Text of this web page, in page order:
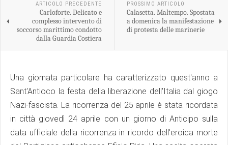
ARTICOLO PRECEDENTE
Carloforte. Delicato e
complesso intervento di
soccorso marittimo condotto
dalla Guardia Costiera
PROSSIMO ARTICOLO
Calasetta. Maltempo. Spostata
a domenica la manifestazione
di protesta delle marinerie
Una giornata particolare ha caratterizzato quest'anno a
Sant'Antioco la festa della liberazione dell'Italia dal giogo
Nazi-fascista. La ricorrenza del 25 aprile è stata ricordata
in città giovedì 24 aprile con un giorno di Anticipo sulla
data ufficiale della ricorrenza in ricordo dell'eroica morte